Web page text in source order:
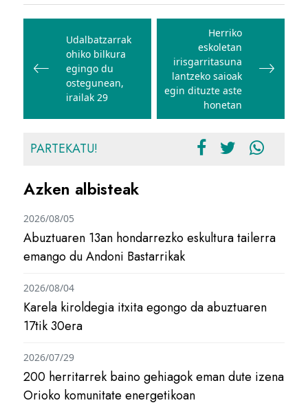
Bidalketetan
zehar
nabigatu
Udalbatzarrak
ohiko bilkura
egingo du
ostegunean,
irailak 29
Herriko
eskoletan
irisgarritasuna
lantzeko saioak
egin dituzte aste
honetan
PARTEKATU!
Azken albisteak
Abuztuaren 13an hondarrezko eskultura tailerra
emango du Andoni Bastarrikak
2026/08/05
Karela kiroldegia itxita egongo da abuztuaren
17tik 30era
2026/08/04
200 herritarrek baino gehiagok eman dute izena
Orioko komunitate energetikoan
2026/07/29